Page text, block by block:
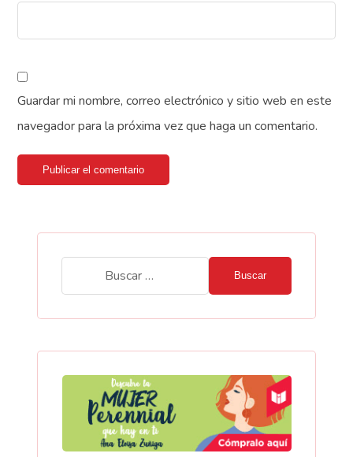
Guardar mi nombre, correo electrónico y sitio web en este
navegador para la próxima vez que haga un comentario.
Publicar el comentario
Buscar